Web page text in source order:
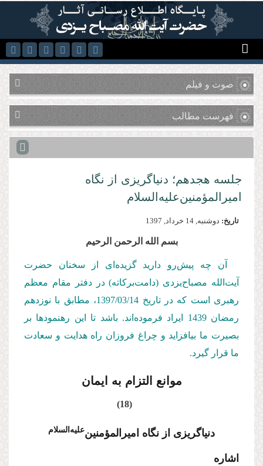
رفتن به محتوای اصلی
صوت و فیلم
فهرست مطالب
جلسه هجدهم؛ دنیاگریزی از نگاه
امیرالمؤمنین‌علیه‌السلام
تاریخ: دوشنبه, 14 خرداد, 1397
بسم الله الرحمن الرحیم
آن چه پیش‌رو دارید گزیده‌ای از سخنان حضرت
آیت‌الله مصباح‌یزدی (دامت‌بركاته) در دفتر مقام معظم
رهبری است كه در تاریخ 1397/03/ 14
، مطابق با نوزدهم
رمضان 1439 ایراد فرموده‌اند. باشد تا این رهنمودها بر
بصیرت ما بیافزاید و چراغ فروزان راه هدایت و سعادت
ما قرار گیرد.
موانع التزام به ایمان
(18)
دنیاگریزی از نگاه امیرالمؤمنین‌علیه‌السلام
اشاره